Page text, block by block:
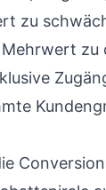
zu
zu